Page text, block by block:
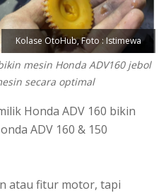
Kolase OtoHub, Foto : Istimewa
mesin Honda ADV160 jebol
secara optimal
Honda ADV 160 bikin
ADV 160 & 150
atau fitur motor, tapi